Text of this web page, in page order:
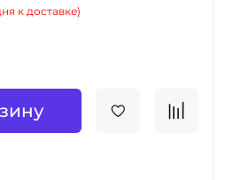
к доставке)